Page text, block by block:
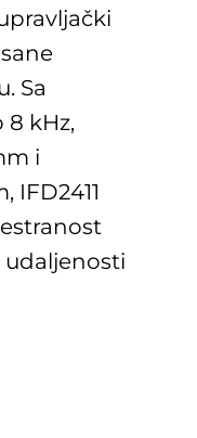
Sa
kHz,
i
IFD2411
udaljenosti